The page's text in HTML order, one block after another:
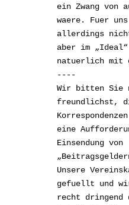
einZwang von
waere. Fuer
allerdings
aber im
natuerlich mit
----
Wir bitten Sie
freundlichst,
eine
Einsendung von
Unsere
gefuellt und
recht dringend